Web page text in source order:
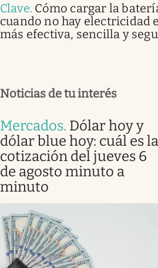
Clave. Cómo cargar la
cuando no hay electricidad
más efectiva, sencilla y
Noticias de tu interés
Mercados. Dólar hoy y
dólar blue hoy: cuál es la
cotización del jueves 6
de agosto minuto a
minuto